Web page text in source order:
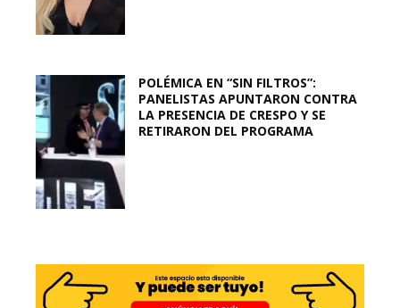
POLÉMICA EN “SIN FILTROS”:
PANELISTAS APUNTARON CONTRA
LA PRESENCIA DE CRESPO Y SE
RETIRARON DEL PROGRAMA